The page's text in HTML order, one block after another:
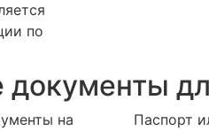
по
на
Паспорт